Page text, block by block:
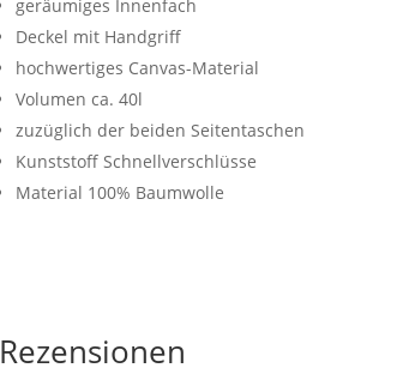
geräumiges Innenfach
Deckel mit Handgriff
hochwertiges Canvas-Material
Volumen ca. 40l
zuzüglich der beiden Seitentaschen
Kunststoff Schnellverschlüsse
Material 100% Baumwolle
Rezensionen